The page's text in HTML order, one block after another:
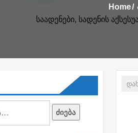
Home
საადენები, სადენის
ძიება